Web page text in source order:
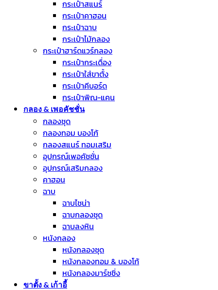
กระเป๋าสแนร์
กระเป๋าคาฮอน
กระเป๋าฉาบ
กระเป๋าไม้กลอง
กระเป๋าฮาร์ดแวร์กลอง
กระเป๋ากระเดื่อง
กระเป๋าใส่ขาตั้ง
กระเป๋าคีบอร์ด
กระเป๋าพิณ-แคน
กลอง & เพอคัชชั่น
กลองชุด
กลองทอม บองโก้
กลองสแนร์ ทอมเสริม
อุปกรณ์เพอคัชชั่น
อุปกรณ์เสริมกลอง
คาฮอน
ฉาบ
ฉาบไชน่า
ฉาบกลองชุด
ฉาบลงหิน
หนังกลอง
หนังกลองชุด
หนังกลองทอม & บองโก้
หนังกลองมาร์ชชิ่ง
ขาตั้ง & เก้าอี้